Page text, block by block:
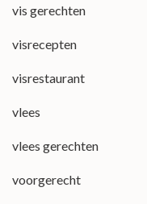
vis gerechten
visrecepten
visrestaurant
vlees
vlees gerechten
voorgerecht